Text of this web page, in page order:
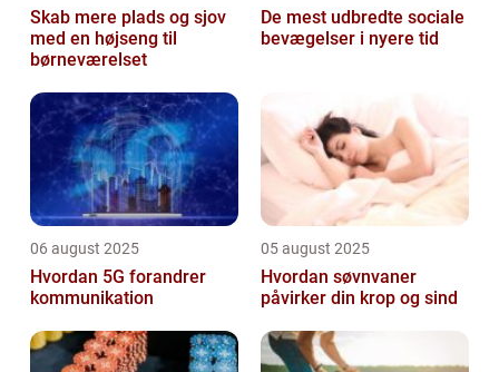
Skab mere plads og sjov
med en højseng til
børneværelset
De mest udbredte sociale
bevægelser i nyere tid
06 august 2025
Hvordan 5G forandrer
kommunikation
05 august 2025
Hvordan søvnvaner
påvirker din krop og sind